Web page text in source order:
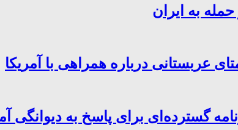
به ایران
عربستانی درباره همراهی با آمریکا
گسترده‌ای برای پاسخ به دیوانگی